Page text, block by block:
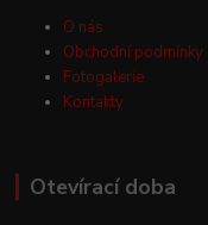
O nás
Obchodní podmínky
Fotogalerie
Kontakty
Otevírací doba